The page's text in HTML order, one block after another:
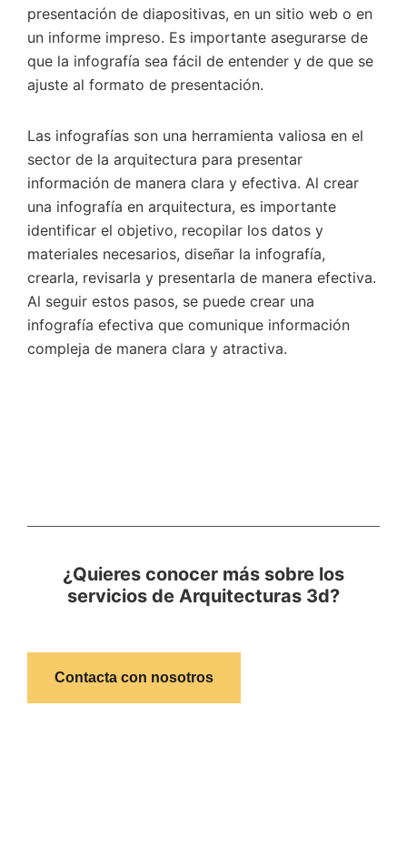
presentación de diapositivas, en un sitio web o en
un informe impreso. Es importante asegurarse de
que la infografía sea fácil de entender y de que se
ajuste al formato de presentación.
Las infografías son una herramienta valiosa en el
sector de la arquitectura para presentar
información de manera clara y efectiva. Al crear
una infografía en arquitectura, es importante
identificar el objetivo, recopilar los datos y
materiales necesarios, diseñar la infografía,
crearla, revisarla y presentarla de manera efectiva.
Al seguir estos pasos, se puede crear una
infografía efectiva que comunique información
compleja de manera clara y atractiva.
¿Quieres conocer más sobre los
servicios de Arquitecturas 3d?
Contacta con nosotros